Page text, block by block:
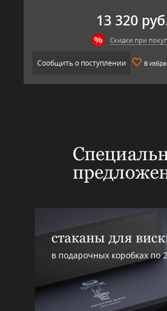
13 320
Скидки при
Сообщить о поступлении В
стаканы для
в подарочных коробках по